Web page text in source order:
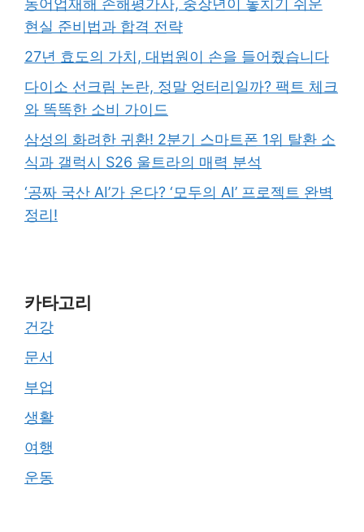
농어업재해 손해평가사, 중장년이 놓치기 쉬운
현실 준비법과 합격 전략
27년 효도의 가치, 대법원이 손을 들어줬습니다
다이소 선크림 논란, 정말 엉터리일까? 팩트 체크
와 똑똑한 소비 가이드
삼성의 화려한 귀환! 2분기 스마트폰 1위 탈환 소
식과 갤럭시 S26 울트라의 매력 분석
‘공짜 국산 AI’가 온다? ‘모두의 AI’ 프로젝트 완벽
정리!
카타고리
건강
문서
부업
생활
여행
운동